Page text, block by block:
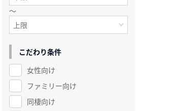
～
こだわり条件
女性向け
ファミリー向け
同棲向け